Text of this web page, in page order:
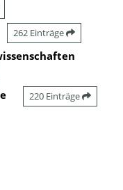
262 Einträge
220 Einträge